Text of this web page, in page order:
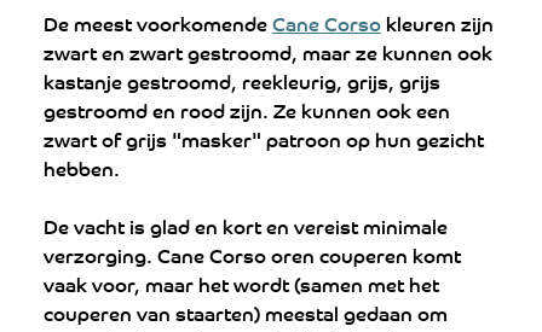
De meest voorkomende Cane Corso kleuren zijn
zwart en zwart gestroomd, maar ze kunnen ook
kastanje gestroomd, reekleurig, grijs, grijs
gestroomd en rood zijn. Ze kunnen ook een
zwart of grijs "masker" patroon op hun gezicht
hebben.
De vacht is glad en kort en vereist minimale
verzorging. Cane Corso oren couperen komt
vaak voor, maar het wordt (samen met het
couperen van staarten) meestal gedaan om